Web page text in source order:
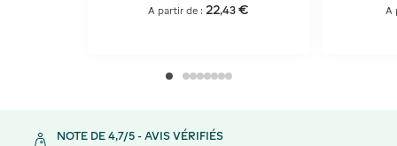
A partir de : 22,43 € A
NOTE DE 4,7/5 - AVIS VÉRIFIÉS